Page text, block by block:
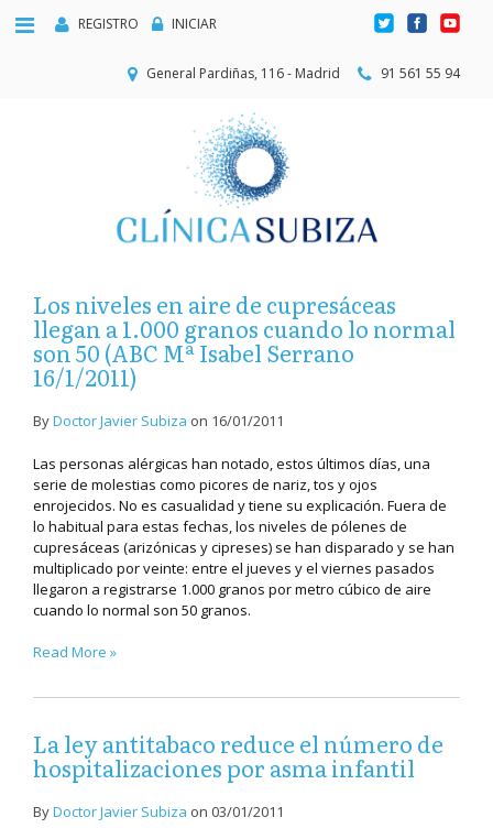
REGISTRO INICIAR
General Pardiñas, 116 - Madrid 91 561 55 94
Los niveles en aire de cupresáceas
llegan a 1.000 granos cuando lo normal
son 50 (ABC Mª Isabel Serrano
16/1/2011)
ByDoctor Javier Subiza on 16/01/2011
Las personas alérgicas han notado, estos últimos días, una
serie de molestias como picores de nariz, tos y ojos
enrojecidos. No es casualidad y tiene su explicación. Fuera de
lo habitual para estas fechas, los niveles de pólenes de
cupresáceas (arizónicas y cipreses) se han disparado y se han
multiplicado por veinte: entre el jueves y el viernes pasados
llegaron a registrarse 1.000 granos por metro cúbico de aire
cuando lo normal son 50 granos.
Read More »
La ley antitabaco reduce el número de
hospitalizaciones por asma infantil
ByDoctor Javier Subiza on 03/01/2011